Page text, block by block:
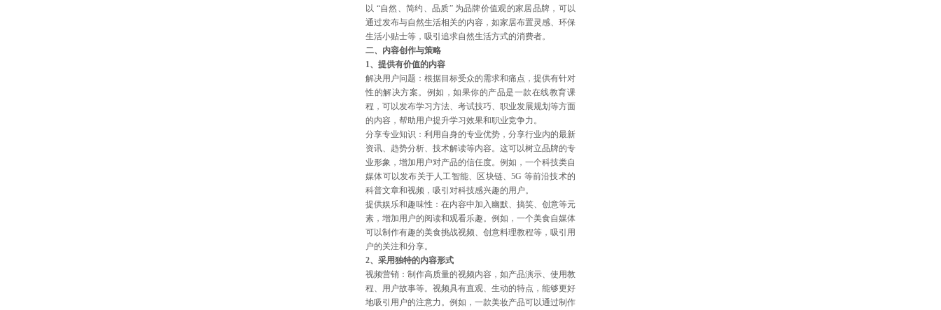
以 “自然、简约、品质” 为品牌价值观的家居品牌，可以
通过发布与自然生活相关的内容，如家居布置灵感、环保
生活小贴士等，吸引追求自然生活方式的消费者。
二、内容创作与策略
1、提供有价值的内容
解决用户问题：根据目标受众的需求和痛点，提供有针对
性的解决方案。例如，如果你的产品是一款在线教育课
程，可以发布学习方法、考试技巧、职业发展规划等方面
的内容，帮助用户提升学习效果和职业竞争力。
分享专业知识：利用自身的专业优势，分享行业内的最新
资讯、趋势分析、技术解读等内容。这可以树立品牌的专
业形象，增加用户对产品的信任度。例如，一个科技类自
媒体可以发布关于人工智能、区块链、5G 等前沿技术的
科普文章和视频，吸引对科技感兴趣的用户。
提供娱乐和趣味性：在内容中加入幽默、搞笑、创意等元
素，增加用户的阅读和观看乐趣。例如，一个美食自媒体
可以制作有趣的美食挑战视频、创意料理教程等，吸引用
户的关注和分享。
2、采用独特的内容形式
视频营销：制作高质量的视频内容，如产品演示、使用教
程、用户故事等。视频具有直观、生动的特点，能够更好
地吸引用户的注意力。例如，一款美妆产品可以通过制作